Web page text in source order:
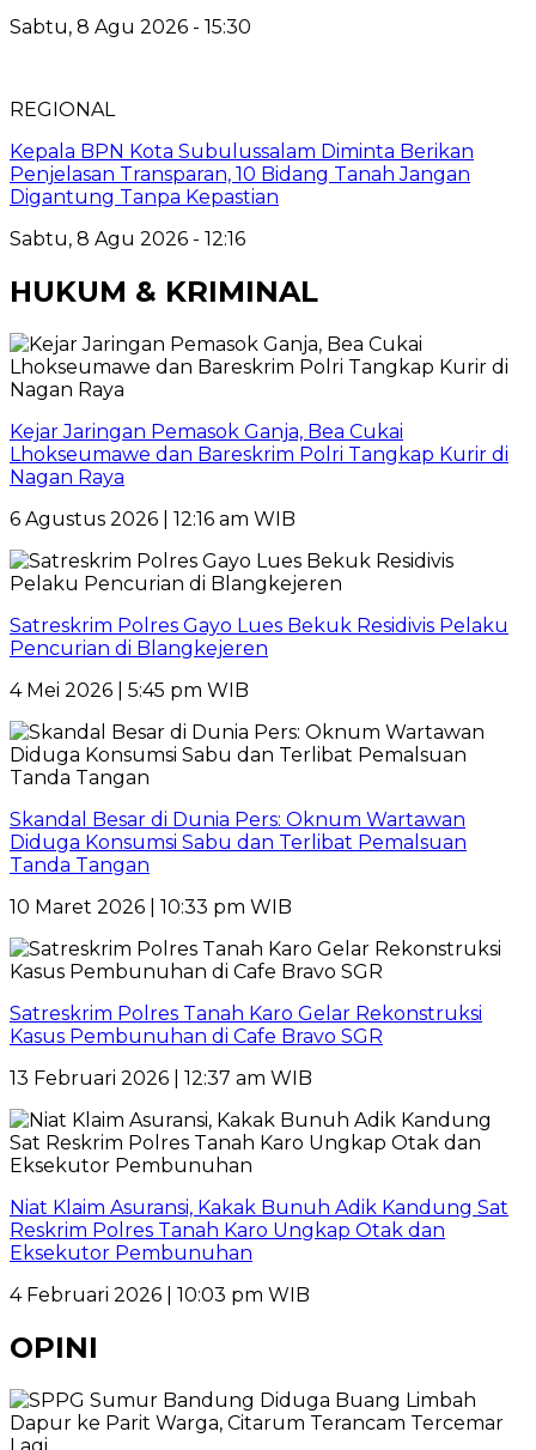
Sabtu, 8 Agu 2026 - 15:30
REGIONAL
Kepala BPN Kota Subulussalam Diminta Berikan
Penjelasan Transparan, 10 Bidang Tanah Jangan
Digantung Tanpa Kepastian
Sabtu, 8 Agu 2026 - 12:16
HUKUM & KRIMINAL
Kejar Jaringan Pemasok Ganja, Bea Cukai
Lhokseumawe dan Bareskrim Polri Tangkap Kurir di
Nagan Raya
6 Agustus 2026 | 12:16 am WIB
Satreskrim Polres Gayo Lues Bekuk Residivis Pelaku
Pencurian di Blangkejeren
4 Mei 2026 | 5:45 pm WIB
Skandal Besar di Dunia Pers: Oknum Wartawan
Diduga Konsumsi Sabu dan Terlibat Pemalsuan
Tanda Tangan
10 Maret 2026 | 10:33 pm WIB
Satreskrim Polres Tanah Karo Gelar Rekonstruksi
Kasus Pembunuhan di Cafe Bravo SGR
13 Februari 2026 | 12:37 am WIB
Niat Klaim Asuransi, Kakak Bunuh Adik Kandung Sat
Reskrim Polres Tanah Karo Ungkap Otak dan
Eksekutor Pembunuhan
4 Februari 2026 | 10:03 pm WIB
OPINI